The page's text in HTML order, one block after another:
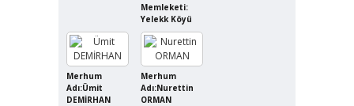
Memleketi:
Yelekk Köyü
Merhum
Adı:Ümit
DEMİRHAN
Merhum
Adı:Nurettin
ORMAN